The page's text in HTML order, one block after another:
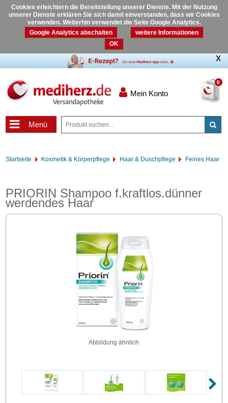
Cookies erleichtern die Bereitstellung unserer Dienste. Mit der Nutzung
unserer Dienste erklären Sie sich damit einverstanden, dass wir Cookies
verwenden. Weiterhin verwendet die Seite Google Analytics.
Google Analytics abschalten
weitere Informationen
OK
0
Mein Konto
Menü
Startseite Kosmetik & Körperpflege Haar & Duschpflege Feines Haar
PRIORIN Shampoo f.kraftlos.dünner
werdendes Haar
Abbildung ähnlich